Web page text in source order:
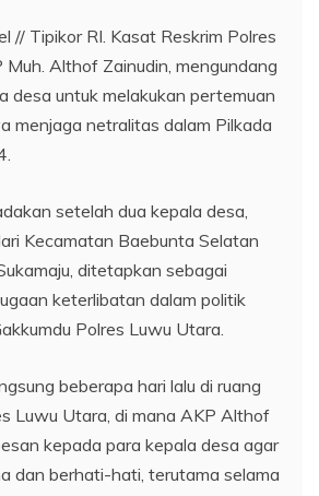
// Tipikor RI. Kasat Reskrim Polres
Althof Zainudin, mengundang
desa untuk melakukan pertemuan
menjaga netralitas dalam Pilkada
setelah dua kepala desa,
Kecamatan Baebunta Selatan
ditetapkan sebagai
keterlibatan dalam politik
Polres Luwu Utara.
beberapa hari lalu di ruang
Luwu Utara, di mana AKP Althof
kepada para kepala desa agar
dan berhati-hati, terutama selama